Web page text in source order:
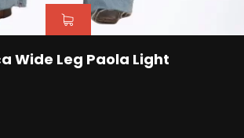
Wide Leg Paola Light